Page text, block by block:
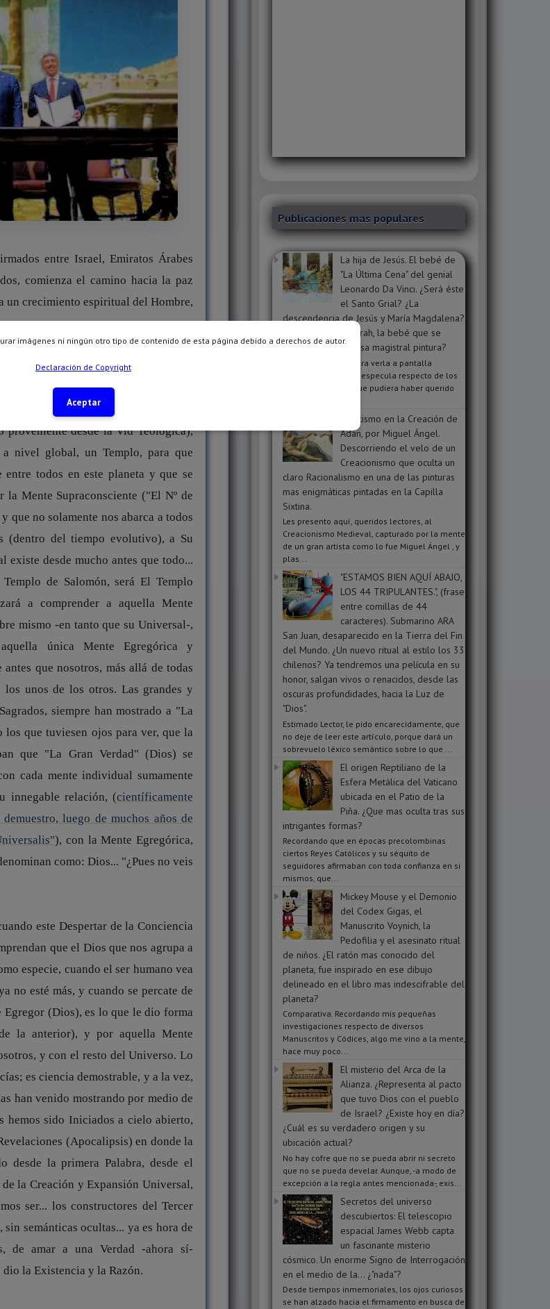
entre Israel, Emiratos Árabes
comienza el camino hacia la paz
un crecimiento espiritual del Hombre,
Templo de Salomón, no será una
a empujar a la humanidad hacia
de un Dios que responda desde
desde la Vid Teológica),
nivel global, un Templo, para que
todos en este planeta y que se
Mente Supraconsciente ("El Nº de
que no solamente nos abarca a todos
(dentro del tiempo evolutivo), a Su
existe desde mucho antes que todo...
de Salomón, será El Templo
a comprender a aquella Mente
mismo -en tanto que su Universal-,
única Mente Egregórica y
que nosotros, más allá de todas
los unos de los otros. Las grandes y
siempre han mostrado a "La
que tuviesen ojos para ver, que la
que "La Gran Verdad" (Dios) se
cada mente individual sumamente
innegable relación, (científicamente
luego de muchos años de
), con la Mente Egregórica,
como: Dios... "¿Pues no veis
este Despertar de la Conciencia
que el Dios que nos agrupa a
especie, cuando el ser humano vea
no esté más, y cuando se percate de
Egregor (Dios), es lo que le dio forma
la anterior), y por aquella Mente
y con el resto del Universo. Lo
es ciencia demostrable, y a la vez,
han venido mostrando por medio de
hemos sido Iniciados a cielo abierto,
(Apocalipsis) en donde la
la primera Palabra, desde el
la Creación y Expansión Universal,
ser... los constructores del Tercer
semánticas ocultas... ya es hora de
de amar a una Verdad -ahora sí-
la Existencia y la Razón.
Publicaciones mas populares
La hija de Jesús. El bebé de
"La Última Cena" del genial
Leonardo Da Vinci. ¿Será éste
el Santo Grial? ¿La
descendencia de Jesús y María Magdalena?
¿Será Sophie o Sarah, la bebé que se
oculta dentro de esa magistral pintura?
Clic en la imagen para verla a pantalla
completa. Mucho se especula respecto de los
mensajes ocultos que pudiera haber querido
Ocultismo en la Creación de
Adán, por Miguel Ángel.
Descorriendo el velo de un
Creacionismo que oculta un
claro Racionalismo en una de las pinturas
mas enigmáticas pintadas en la Capilla
Sixtina.
Les presento aquí, queridos lectores, al
Creacionismo Medieval, capturado por la mente
de un gran artista como lo fue Miguel Ángel , y
plas...
"ESTAMOS BIEN AQUÍ ABAJO,
LOS 44 TRIPULANTES.", (frase
entre comillas de 44
caracteres). Submarino ARA
San Juan, desaparecido en la Tierra del Fin
del Mundo. ¿Un nuevo ritual al estilo los 33
chilenos? Ya tendremos una película en su
honor, salgan vivos o renacidos, desde las
oscuras profundidades, hacia la Luz de
"Dios".
Estimado Lector, le pido encarecidamente, que
no deje de leer este artículo, porque dará un
sobrevuelo léxico semántico sobre lo que ...
El origen Reptiliano de la
Esfera Metálica del Vaticano
ubicada en el Patio de la
Piña. ¿Que mas oculta tras sus
intrigantes formas?
Recordando que en épocas precolombinas
ciertos Reyes Católicos y su séquito de
seguidores afirmaban con toda confianza en si
mismos, que...
Mickey Mouse y el Demonio
del Codex Gigas, el
Manuscrito Voynich, la
Pedofilia y el asesinato ritual
de niños. ¿El ratón mas conocido del
planeta, fue inspirado en ese dibujo
delineado en el libro mas indescifrable del
planeta?
Comparativa. Recordando mis pequeñas
investigaciones respecto de diversos
Manuscritos y Códices, algo me vino a la mente,
hace muy poco...
El misterio del Arca de la
Alianza. ¿Representa al pacto
que tuvo Dios con el pueblo
de Israel? ¿Existe hoy en día?
¿Cuál es su verdadero origen y su
ubicación actual?
No hay cofre que no se pueda abrir ni secreto
que no se pueda develar. Aunque, -a modo de
excepción a la regla antes mencionada-, exis...
Secretos del universo
descubiertos: El telescopio
espacial James Webb capta
un fascinante misterio
cósmico. Un enorme Signo de Interrogación
en el medio de la... ¿"nada"?
Desde tiempos inmemoriales, los ojos curiosos
se han alzado hacia el firmamento en busca de
imágenes ni ningún otro tipo de contenido de esta página debido a derechos de autor.
Declaración de Copyright
Aceptar